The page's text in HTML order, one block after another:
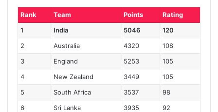
Rank Team Points
Rating
1
India 5046
120
2
Australia 4320
108
3
England 5253
105
4
New Zealand 3449
105
5
South Africa 3537
98
6
Sri Lanka 3935
92